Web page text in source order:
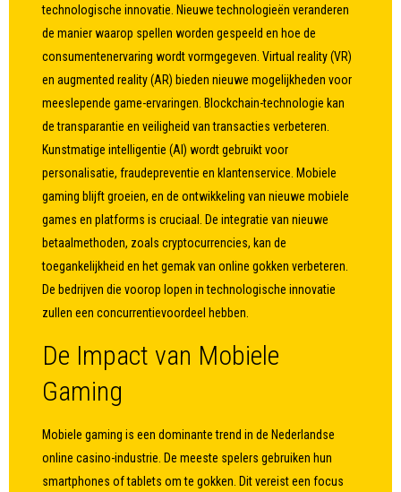
technologische innovatie. Nieuwe technologieën veranderen
de manier waarop spellen worden gespeeld en hoe de
consumentenervaring wordt vormgegeven. Virtual reality (VR)
en augmented reality (AR) bieden nieuwe mogelijkheden voor
meeslepende game-ervaringen. Blockchain-technologie kan
de transparantie en veiligheid van transacties verbeteren.
Kunstmatige intelligentie (AI) wordt gebruikt voor
personalisatie, fraudepreventie en klantenservice. Mobiele
gaming blijft groeien, en de ontwikkeling van nieuwe mobiele
games en platforms is cruciaal. De integratie van nieuwe
betaalmethoden, zoals cryptocurrencies, kan de
toegankelijkheid en het gemak van online gokken verbeteren.
De bedrijven die voorop lopen in technologische innovatie
zullen een concurrentievoordeel hebben.
De Impact van Mobiele
Gaming
Mobiele gaming is een dominante trend in de Nederlandse
online casino-industrie. De meeste spelers gebruiken hun
smartphones of tablets om te gokken. Dit vereist een focus